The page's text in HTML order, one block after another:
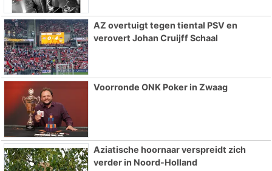
AZ overtuigt tegen tiental PSV en
verovert Johan Cruijff Schaal
Voorronde ONK Poker in Zwaag
Aziatische hoornaar verspreidt zich
verder in Noord-Holland